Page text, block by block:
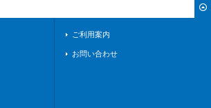
ご利用案内
お問い合わせ